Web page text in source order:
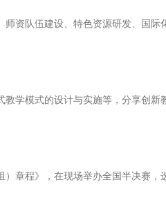
资队伍建设、特色资源研发、国
学模式的设计与实施等，分享创
章程》，在现场举办全国半决赛，